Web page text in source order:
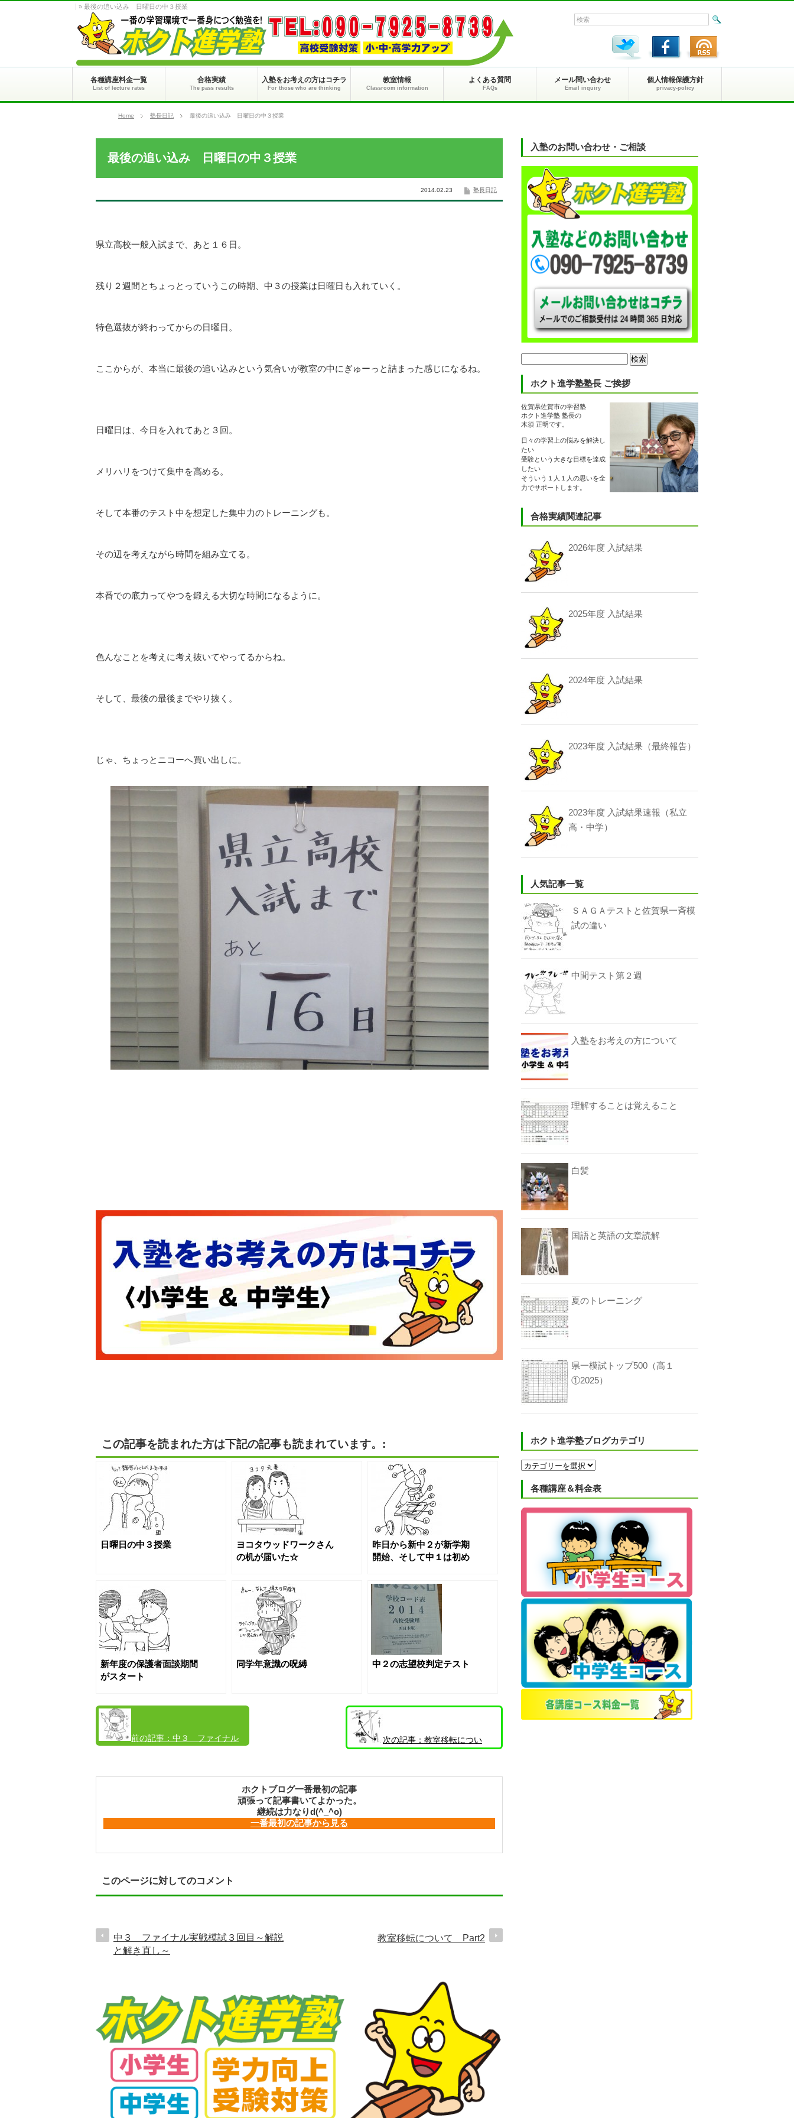
» 最後の追い込み 日曜日の中３授業
各種講座料金一覧
List of lecture rates
合格実績
The pass results
入塾をお考えの方はコチラ
For those who are thinking
教室情報
Classroom information
よくある質問
FAQs
メール問い合わせ
Email inquiry
個人情報保護方針
privacy-policy
Home 塾長日記 最後の追い込み 日曜日の中３授業
最後の追い込み 日曜日の中３授業
塾長日記
2014.02.23
県立高校一般入試まで、あと１６日。
残り２週間とちょっとっていうこの時期、中３の授業は日曜日も入れていく。
特色選抜が終わってからの日曜日。
ここからが、本当に最後の追い込みという気合いが教室の中にぎゅーっと詰まった感じになるね。
日曜日は、今日を入れてあと３回。
メリハリをつけて集中を高める。
そして本番のテスト中を想定した集中力のトレーニングも。
その辺を考えながら時間を組み立てる。
本番での底力ってやつを鍛える大切な時間になるように。
色んなことを考えに考え抜いてやってるからね。
そして、最後の最後までやり抜く。
じゃ、ちょっとニコーへ買い出しに。
この記事を読まれた方は下記の記事も読まれています。:
日曜日の中３授業
ヨコタウッドワークさん
の机が届いた☆
昨日から新中２が新学期
開始、そして中１は初め
新年度の保護者面談期間
がスタート
同学年意識の呪縛 中２の志望校判定テスト
前の記事： 中３ ファイナル
次の記事： 教室移転につい
て Part2
ホクトブログ一番最初の記事
頑張って記事書いてよかった。
継続は力なりd(^_^o)
一番最初の記事から見る
このページに対してのコメント
中３ ファイナル実戦模試３回目～解説
と解き直し～
教室移転について Part2
入塾のお問い合わせ・ご相談
検
索:
ホクト進学塾塾長 ご挨拶
佐賀県佐賀市の学習塾
ホクト進学塾 塾長の
木須 正明です。
日々の学習上の悩みを解決し
たい
受験という大きな目標を達成
したい
そういう１人１人の思いを全
力でサポートします。
合格実績関連記事
2026年度 入試結果
2025年度 入試結果
2024年度 入試結果
2023年度 入試結果（最終報告）
2023年度 入試結果速報（私立
高・中学）
人気記事一覧
ＳＡＧＡテストと佐賀県一斉模
試の違い
中間テスト第２週
入塾をお考えの方について
理解することは覚えること
白髪
国語と英語の文章読解
夏のトレーニング
県一模試トップ500（高１
①2025）
ホクト進学塾ブログカテゴリ
ホ
ク
ト
学
塾
各種講座＆料金表